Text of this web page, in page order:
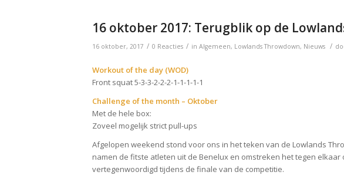
16 oktober 2017: Terugblik op de
16 oktober, 2017 / 0 Reacties / in Algemeen, Lowlands Throwdown, Nieuws /
Workout of the day (WOD)
Front squat 5-3-3-2-2-2-1-1-1-1-1
Challenge of the month – Oktober
Met de hele box:
Zoveel mogelijk strict pull-ups
Afgelopen weekend stond voor ons in het teken van de Lowlands
namen de fitste atleten uit de Benelux en omstreken het tegen
vertegenwoordigd tijdens de finale van de competitie.